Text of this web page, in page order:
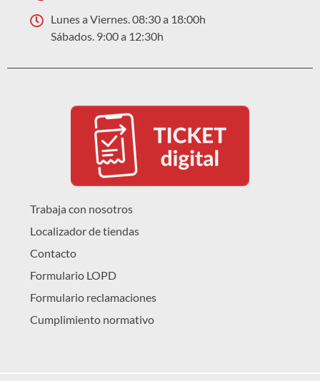
Lunes a Viernes. 08:30 a 18:00h
Sábados. 9:00 a 12:30h
Trabaja con nosotros
Localizador de tiendas
Contacto
Formulario LOPD
Formulario reclamaciones
Cumplimiento normativo